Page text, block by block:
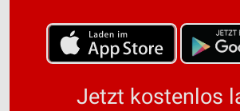
Jetzt kostenlos